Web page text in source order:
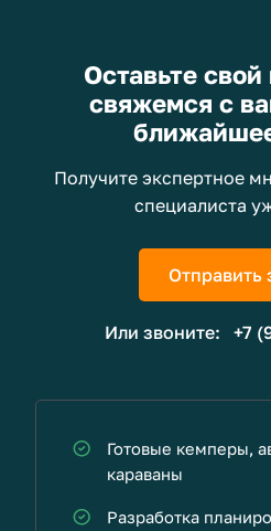
Оставьте
свяжемся с
Получите экспертное
специалиста
Отправить
Или звоните: +7
Готовые кемперы,
караваны
Разработка